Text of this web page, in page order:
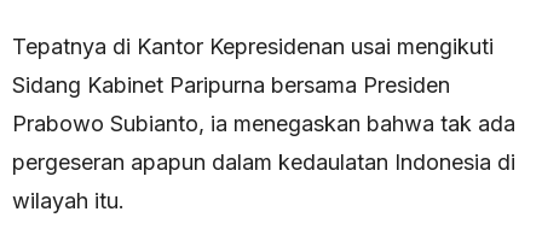
Tepatnya di Kantor Kepresidenan usai mengikuti
Sidang Kabinet Paripurna bersama Presiden
Prabowo Subianto, ia menegaskan bahwa tak ada
pergeseran apapun dalam kedaulatan Indonesia di
wilayah itu.